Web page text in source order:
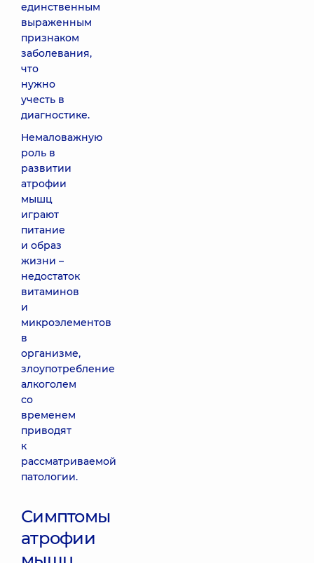
единственным
выраженным
признаком
заболевания,
что
нужно
учесть в
диагностике.
Немаловажную
роль в
развитии
атрофии
мышц
играют
питание
и образ
жизни –
недостаток
витаминов
и
микроэлементов
в
организме,
злоупотребление
алкоголем
со
временем
приводят
к
рассматриваемой
патологии.
Симптомы
атрофии